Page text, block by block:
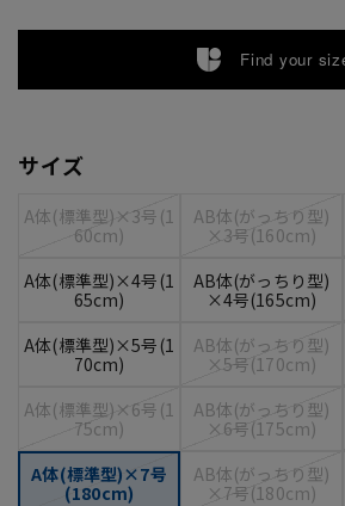
Find your
サイズ
A体(標準型)×3号(1
60cm)
AB体(がっちり型)
×3号(160cm)
A体(標準型)×4号(1
65cm)
AB体(がっちり型)
×4号(165cm)
A体(標準型)×5号(1
70cm)
AB体(がっちり型)
×5号(170cm)
A体(標準型)×6号(1
75cm)
AB体(がっちり型)
×6号(175cm)
A体(標準型)×7号
(180cm)
AB体(がっちり型)
×7号(180cm)